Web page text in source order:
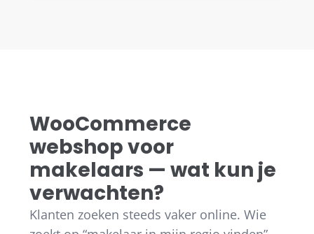
WooCommerce
webshop voor
makelaars — wat kun je
verwachten?
Klanten zoeken steeds vaker online. Wie